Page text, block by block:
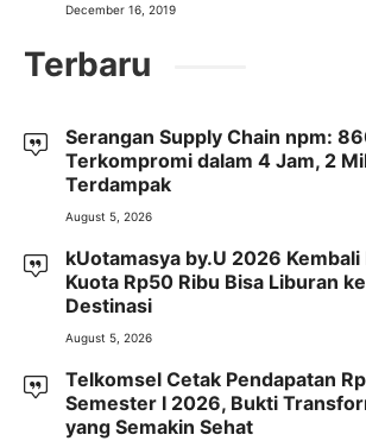
December 16, 2019
Terbaru
Serangan Supply Chain npm:
Terkompromi dalam 4 Jam, 2
Terdampak
August 5, 2026
kUotamasya by.U 2026 Kembali
Kuota Rp50 Ribu Bisa Liburan
Destinasi
August 5, 2026
Telkomsel Cetak Pendapatan
Semester I 2026, Bukti
yang Semakin Sehat